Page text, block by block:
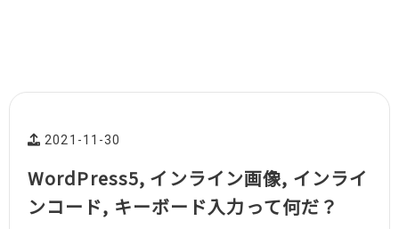
2021-11-30
WordPress5, インライン画像, インライ
ンコード, キーボード入力って何だ？